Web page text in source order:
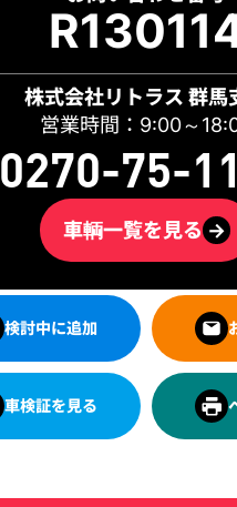
株式会社リトラス 群馬
営業時間：9:00～
0270-75-
車輌一覧を見る →
検討中に追加
車検証を見る